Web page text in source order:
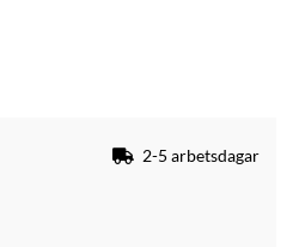
2-5 arbetsdagar